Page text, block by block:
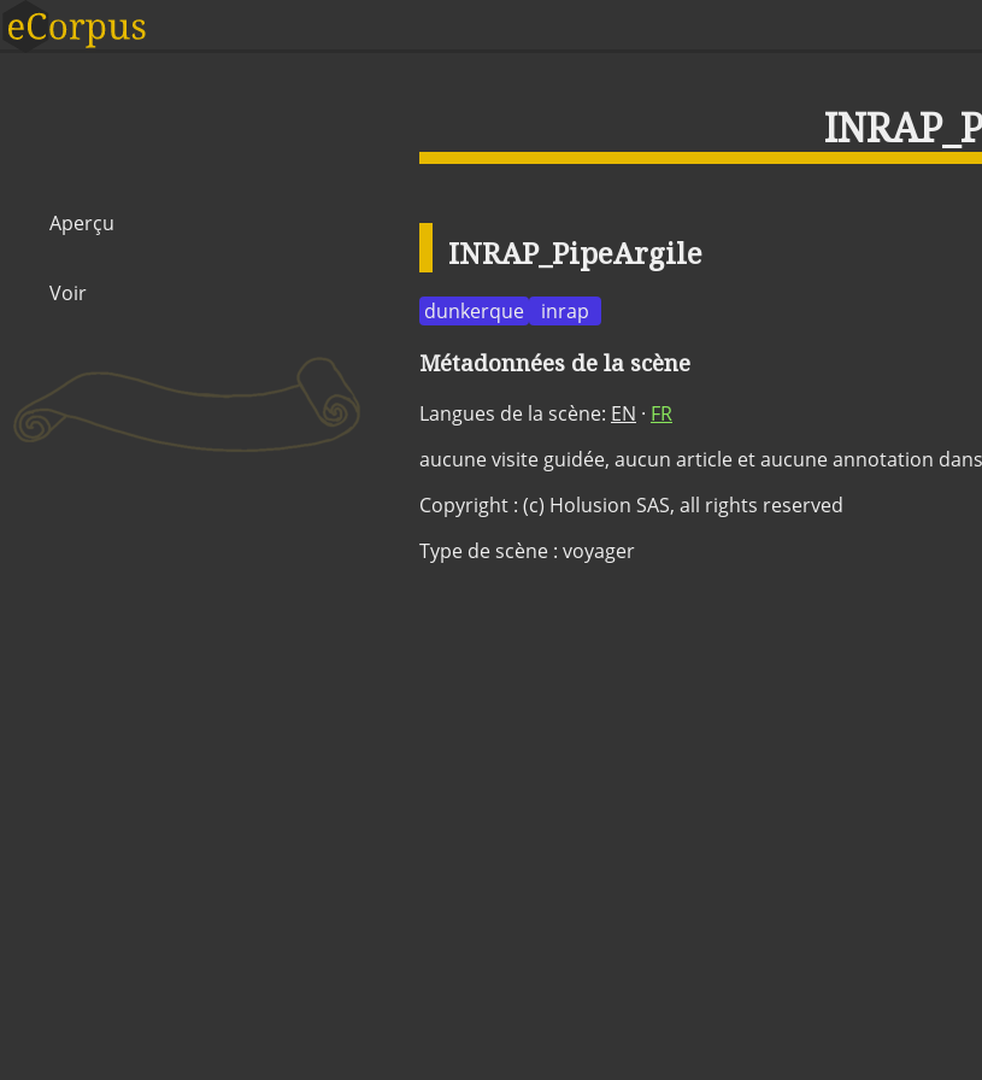
Aperçu
Voir
INRAP_PipeArgile
dunkerque inrap
Métadonnées de la scène
Langues de la scène: EN · FR
aucune visite guidée, aucun article et aucune annotation
Copyright : (c) Holusion SAS, all rights reserved
Type de scène : voyager